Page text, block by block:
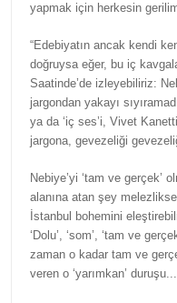
yapmak için herkesin
“Edebiyatın ancak kendi
doğruysa eğer, bu iç
Saatinde’de izleyebiliriz:
jargondan yakayı
ya da ‘iç ses’i, Vivet
jargona, gevezeliği
Nebiye’yi ‘tam ve gerçek’
alanına atan şey
İstanbul bohemini
‘Dolu’, ‘som’, ‘tam ve
zaman o kadar tam ve
veren o ‘yarımkan’ duruşu...